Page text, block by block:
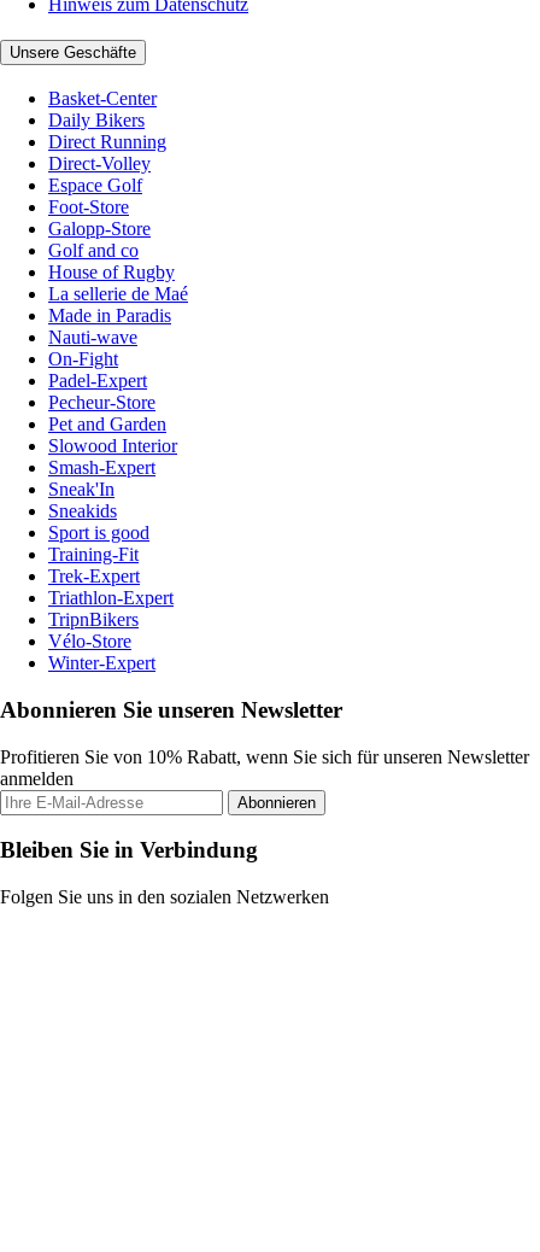
Unsere Geschäfte
Basket-Center
Daily Bikers
Direct Running
Direct-Volley
Espace Golf
Foot-Store
Galopp-Store
Golf and co
House of Rugby
La sellerie de Maé
Made in Paradis
Nauti-wave
On-Fight
Padel-Expert
Pecheur-Store
Pet and Garden
Slowood Interior
Smash-Expert
Sneak'In
Sneakids
Sport is good
Training-Fit
Trek-Expert
Triathlon-Expert
TripnBikers
Vélo-Store
Winter-Expert
Abonnieren Sie unseren Newsletter
Profitieren Sie von 10% Rabatt, wenn Sie sich für unseren Newsletter
anmelden
Abonnieren
Bleiben Sie in Verbindung
Folgen Sie uns in den sozialen Netzwerken